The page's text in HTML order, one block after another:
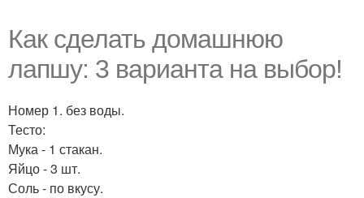
Как сделать домашнюю
лапшу: 3 варианта на выбор!
Номер 1. без воды.
Тесто:
Мука - 1 стакан.
Яйцо - 3 шт.
Соль - по вкусу.